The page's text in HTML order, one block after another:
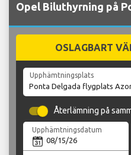
Opel Biluthyrning på
OSLAGBART
Upphämtningsplats
Återlämning på
Upphämtningsdatum